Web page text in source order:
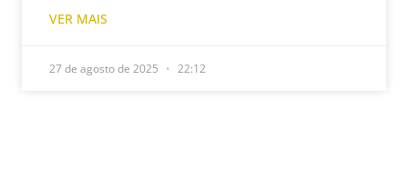
VER MAIS
27 de agosto de 2025 22:12